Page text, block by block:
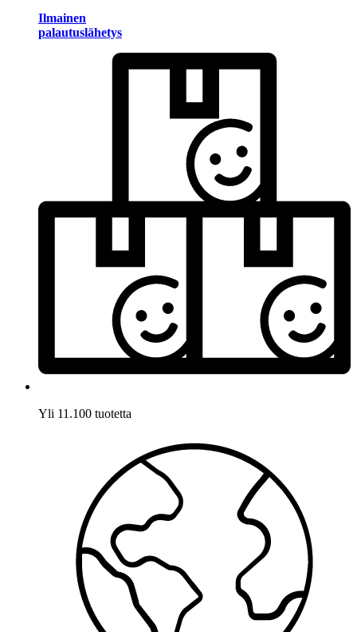
Ilmainen
palautuslähetys
Yli 11.100 tuotetta